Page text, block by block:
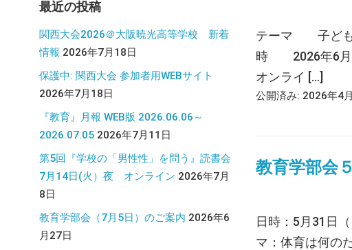
テーマ 子ど
時 2026年6
オンライ […]
公開済み: 2026年4
教育学部会
日時：5月31日
マ：体育は何の
最近の投稿
関西大会2026＠大阪暁光高等学校 新着
情報 2026年7月18日
保護中: 関西大会 参加者用WEBサイト
2026年7月18日
『教育』月報 WEB版 2026.06.06～
2026.07.05 2026年7月11日
第5回『学校の「男性性」を問う』読書会
7月14日(火）夜 オンライン 2026年7月
8日
教育学部会（7月5日）のご案内 2026年6
月27日